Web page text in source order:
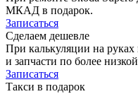
МКАД в подарок.
Записаться
Сделаем дешевле
При калькуляции на руках
и запчасти по более
Записаться
Такси в подарок